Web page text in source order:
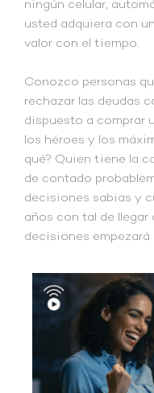
ningún celular,
usted adquiera con
valor con el tiempo.
Conozco personas
rechazar las deudas
dispuesto a comprar
los héroes y los
qué? Quien tiene la
de contado
decisiones sabias y
años con tal de llegar
decisiones empezará